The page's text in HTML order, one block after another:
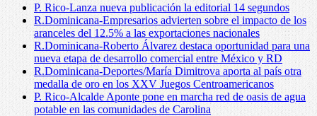
P. Rico-Lanza nueva publicación la editorial 14 segundos
R.Dominicana-Empresarios advierten sobre el impacto de los
aranceles del 12.5% a las exportaciones nacionales
R.Dominicana-Roberto Álvarez destaca oportunidad para una
nueva etapa de desarrollo comercial entre México y RD
R.Dominicana-Deportes/María Dimitrova aporta al país otra
medalla de oro en los XXV Juegos Centroamericanos
P. Rico-Alcalde Aponte pone en marcha red de oasis de agua
potable en las comunidades de Carolina